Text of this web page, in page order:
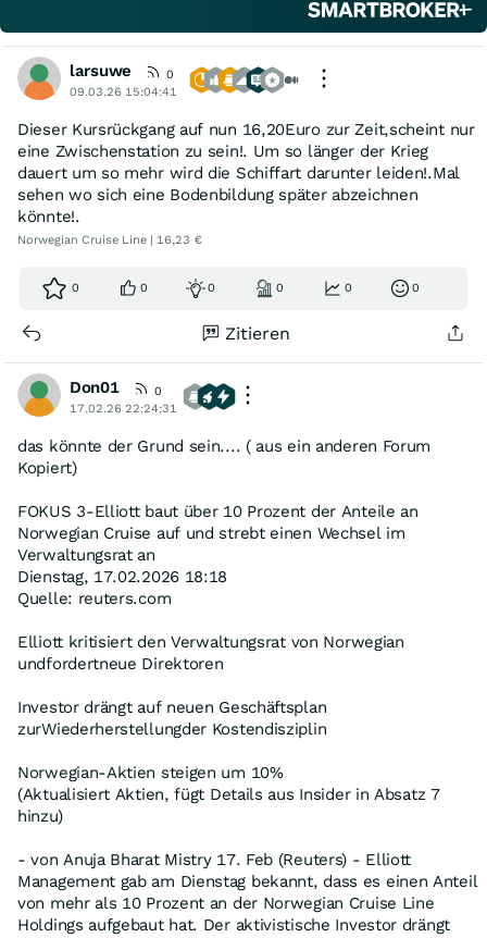
larsuwe
0
09.03.26 15:04:41
Dieser Kursrückgang auf nun 16,20Euro zur Zeit,scheint nur
eine Zwischenstation zu sein!. Um so länger der Krieg
dauert um so mehr wird die Schiffart darunter leiden!.Mal
sehen wo sich eine Bodenbildung später abzeichnen
könnte!.
Norwegian Cruise Line | 16,23 €
0 0 0 0 0 0
Zitieren
Don01
0
17.02.26 22:24:31
das könnte der Grund sein.... ( aus ein anderen Forum
Kopiert)
FOKUS 3-Elliott baut über 10 Prozent der Anteile an
Norwegian Cruise auf und strebt einen Wechsel im
Verwaltungsrat an
Dienstag, 17.02.2026 18:18
Quelle: reuters.com
Elliott kritisiert den Verwaltungsrat von Norwegian
undfordertneue Direktoren
Investor drängt auf neuen Geschäftsplan
zurWiederherstellungder Kostendisziplin
Norwegian-Aktien steigen um 10%
(Aktualisiert Aktien, fügt Details aus Insider in Absatz 7
hinzu)
- von Anuja Bharat Mistry 17. Feb (Reuters) - Elliott
Management gab am Dienstag bekannt, dass es einen Anteil
von mehr als 10 Prozent an der Norwegian Cruise Line
Holdings aufgebaut hat. Der aktivistische Investor drängt